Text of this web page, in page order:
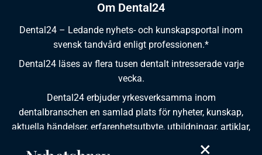
Om Dental24
Dental24 – Ledande nyhets- och kunskapsportal inom
svensk tandvård enligt professionen.*
Dental24 läses av flera tusen dentalt intresserade varje
vecka.
Dental24 erbjuder yrkesverksamma inom
dentalbranschen en samlad plats för nyheter, kunskap,
aktuella händelser, erfarenhetsutbyte, utbildningar, artiklar,
×